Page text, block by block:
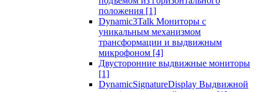
положения [1]
Dynamic3Talk Мониторы с
уникальным механизмом
трансформации и выдвижным
микрофоном [4]
Двусторонние выдвижные мониторы
[1]
DynamicSignatureDisplay Выдвижной